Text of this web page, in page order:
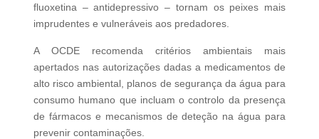
fluoxetina – antidepressivo – tornam os peixes mais
imprudentes e vulneráveis aos predadores.
A OCDE recomenda critérios ambientais mais
apertados nas autorizações dadas a medicamentos de
alto risco ambiental, planos de segurança da água para
consumo humano que incluam o controlo da presença
de fármacos e mecanismos de deteção na água para
prevenir contaminações.